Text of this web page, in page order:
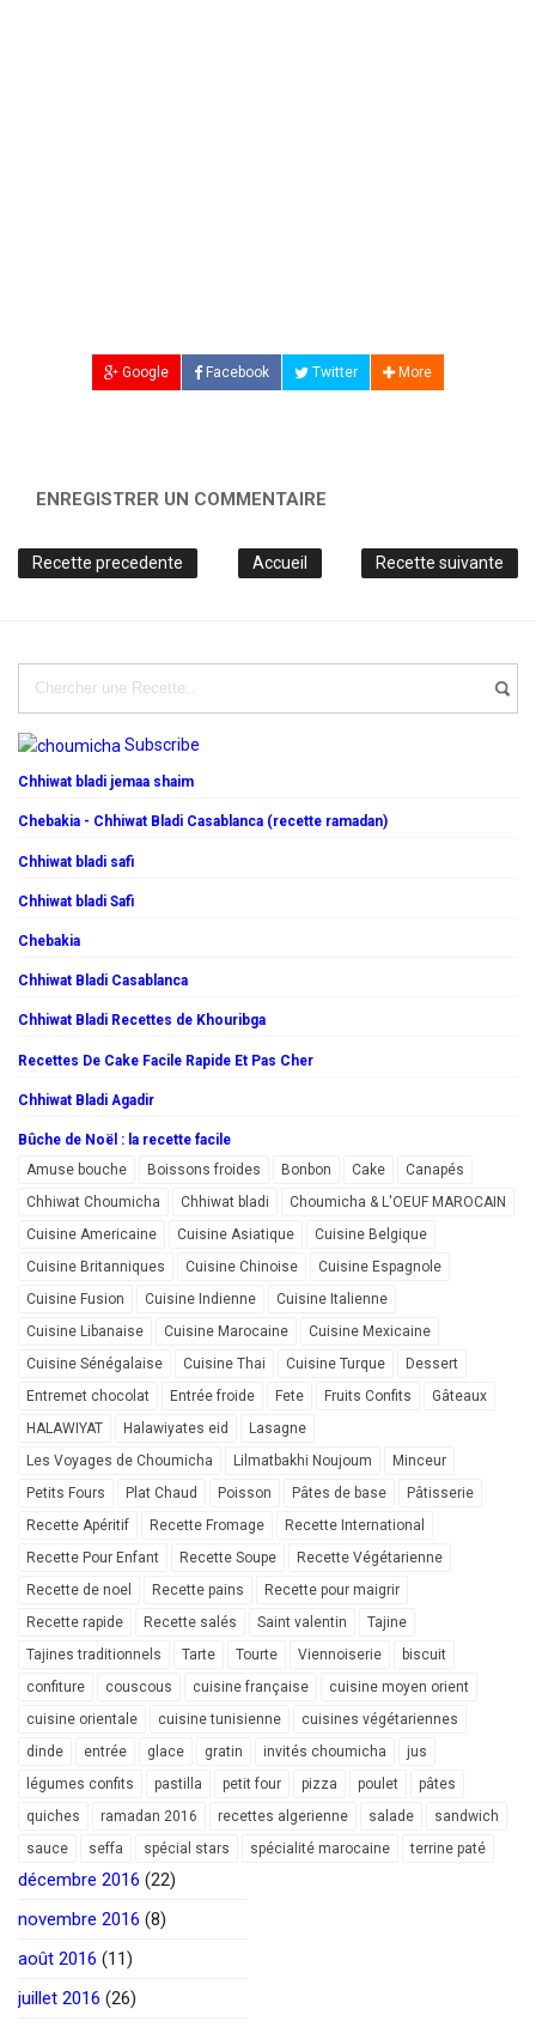
Google Facebook Twitter More
ENREGISTRER UN COMMENTAIRE
Recette precedente Recette suivante
Accueil
Subscribe
Chhiwat bladi jemaa shaim
Chebakia - Chhiwat Bladi Casablanca (recette ramadan)
Chhiwat bladi safi
Chhiwat bladi Safi
Chebakia
Chhiwat Bladi Casablanca
Chhiwat Bladi Recettes de Khouribga
Recettes De Cake Facile Rapide Et Pas Cher
Chhiwat Bladi Agadir
Bûche de Noël : la recette facile
Amuse bouche
Boissons froides Bonbon Cake
Canapés
Chhiwat Choumicha
Chhiwat bladi
Choumicha & L'OEUF MAROCAIN
Cuisine Americaine
Cuisine Asiatique
Cuisine Belgique
Cuisine Britanniques
Cuisine Chinoise
Cuisine Espagnole
Cuisine Fusion
Cuisine Indienne
Cuisine Italienne
Cuisine Libanaise
Cuisine Marocaine
Cuisine Mexicaine
Cuisine Sénégalaise
Cuisine Thai Cuisine Turque
Dessert
Entremet chocolat
Entrée froide Fete Fruits Confits
Gâteaux
HALAWIYAT
Halawiyates eid
Lasagne
Les Voyages de Choumicha
Lilmatbakhi Noujoum
Minceur
Petits Fours
Plat Chaud Poisson Pâtes de base
Pâtisserie
Recette Apéritif
Recette Fromage
Recette International
Recette Pour Enfant
Recette Soupe
Recette Végétarienne
Recette de noel
Recette pains
Recette pour maigrir
Recette rapide
Recette salés Saint valentin
Tajine
Tajines traditionnels
Tarte Tourte Viennoiserie
biscuit
confiture
couscous cuisine française
cuisine moyen orient
cuisine orientale
cuisine tunisienne
cuisines végétariennes
dinde
entrée glace gratin invités choumicha
jus
légumes confits
pastilla petit four pizza poulet
pâtes
quiches
ramadan 2016 recettes algerienne salade
sandwich
sauce
seffa spécial stars spécialité marocaine terrine paté
décembre 2016 (22)
novembre 2016 (8)
août 2016 (11)
juillet 2016 (26)